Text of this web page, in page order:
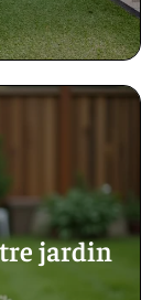
jardin